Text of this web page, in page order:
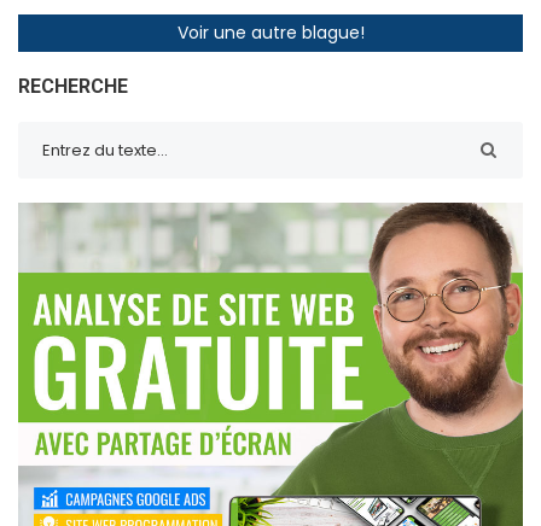
Voir une autre blague!
RECHERCHE